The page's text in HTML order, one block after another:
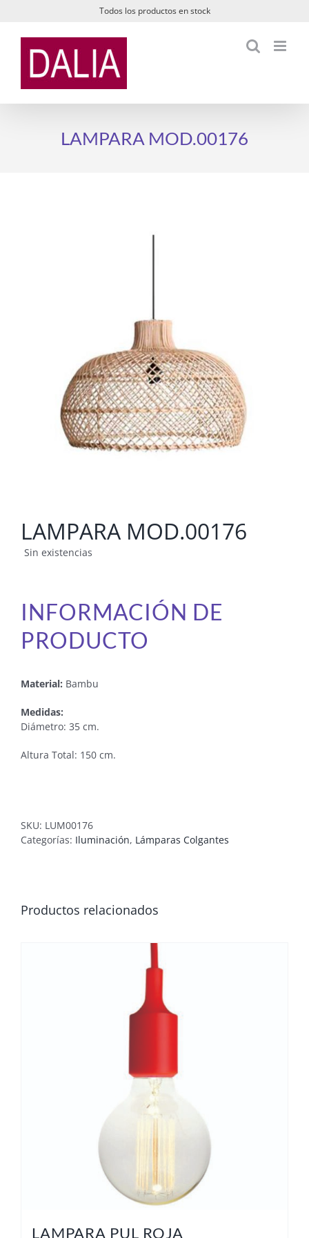
contenido
Todos los productos en stock
LAMPARA MOD.00176
LAMPARA MOD.00176
Sin existencias
INFORMACIÓN DE
PRODUCTO
Material: Bambu
Medidas:
Diámetro: 35 cm.
Altura Total: 150 cm.
SKU: LUM00176
Categorías: Iluminación, Lámparas Colgantes
Productos relacionados
LAMPARA PUL ROJA